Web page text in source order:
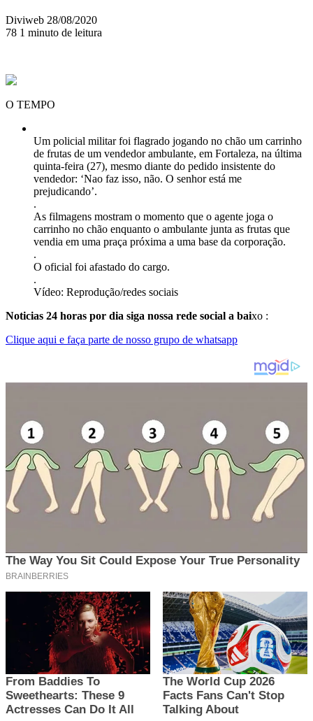
Diviweb Mande
um
28/08/2020
78 1 minuto de leitura
O TEMPO
Um policial militar foi flagrado jogando no chão um carrinho
de frutas de um vendedor ambulante, em Fortaleza, na última
quinta-feira (27), mesmo diante do pedido insistente do
vendedor: ‘Nao faz isso, não. O senhor está me
prejudicando’.
.
As filmagens mostram o momento que o agente joga o
carrinho no chão enquanto o ambulante junta as frutas que
vendia em uma praça próxima a uma base da corporação.
.
O oficial foi afastado do cargo.
.
Vídeo: Reprodução/redes sociais
Noticias 24 horas por dia siga nossa rede social a baixo :
Clique aqui e faça parte de nosso grupo de whatsapp